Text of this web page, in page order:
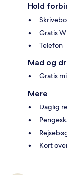
Hold
Gratis
Telefon
Mad og
Gratis
Mere
Daglig
Kort